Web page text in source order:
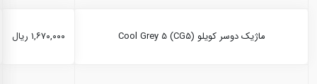
ماژیک دوسر کویلو Cool Grey 5 (CG5) ۱,۶۷۰,۰۰۰ ریال